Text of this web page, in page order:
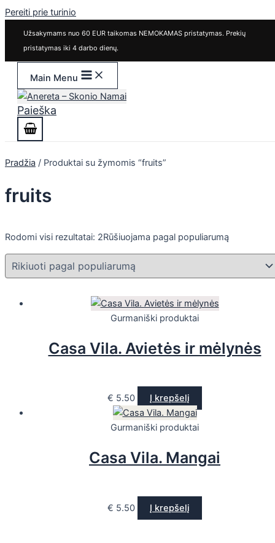
Pereiti prie turinio
Užsakymams nuo 60 EUR taikomas NEMOKAMAS pristatymas. Prekių
pristatymas iki 4 darbo dienų.
Main Menu
Paieška
Pradžia / Produktai su žymomis “fruits”
fruits
Rodomi visi rezultatai: 2Rūšiuojama pagal populiarumą
Gurmaniški produktai
Casa Vila. Avietės ir mėlynės
€ 5.50 Į krepšelį
Gurmaniški produktai
Casa Vila. Mangai
€ 5.50 Į krepšelį